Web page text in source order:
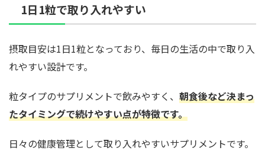
1日1粒で取り入れやすい
摂取目安は1日1粒となっており、毎日の生活の中で取り入
れやすい設計です。
粒タイプのサプリメントで飲みやすく、 朝食後など決まっ
たタイミングで続けやすい点が特徴です。
日々の健康管理として取り入れやすいサプリメントです。